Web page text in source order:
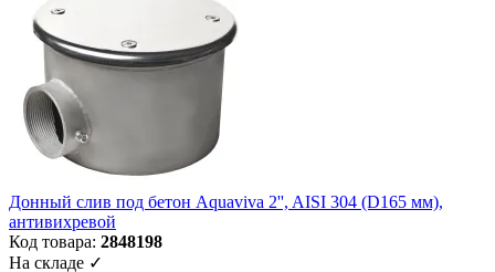
Донный слив под бетон Aquaviva 2'', AISI 304 (D165 мм),
антивихревой
Код товара: 2848198
На складе ✓